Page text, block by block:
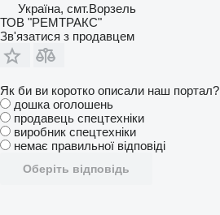
Україна, смт.Ворзель
ТОВ "РЕМТРАКС"
Зв'язатися з продавцем
Як би ви коротко описали наш портал?
дошка оголошень
продавець спецтехніки
виробник спецтехніки
немає правильної відповіді
Оберіть відповідь